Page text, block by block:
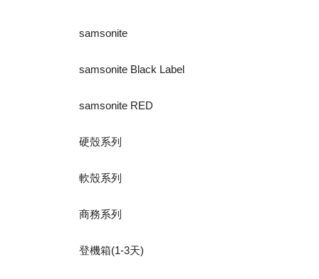
samsonite
samsonite Black Label
samsonite RED
硬殼系列
軟殼系列
商務系列
登機箱(1-3天)